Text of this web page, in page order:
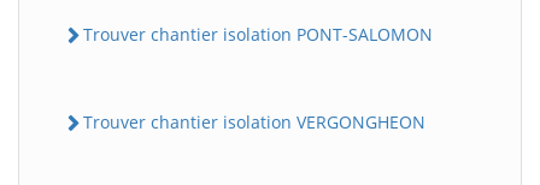
Trouver chantier isolation PONT-SALOMON
Trouver chantier isolation VERGONGHEON